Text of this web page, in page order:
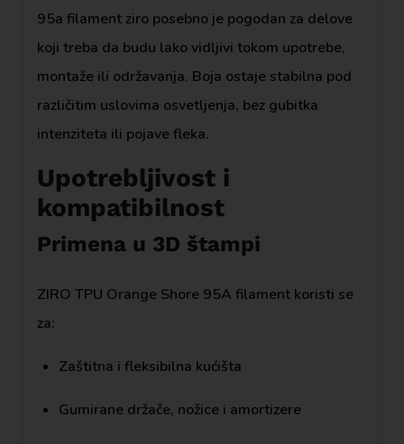
95a filament ziro posebno je pogodan za delove
koji treba da budu lako vidljivi tokom upotrebe,
montaže ili održavanja. Boja ostaje stabilna pod
različitim uslovima osvetljenja, bez gubitka
intenziteta ili pojave fleka.
Upotrebljivost i
kompatibilnost
Primena u 3D štampi
ZIRO TPU Orange Shore 95A filament koristi se
za:
Zaštitna i fleksibilna kućišta
Gumirane držače, nožice i amortizere